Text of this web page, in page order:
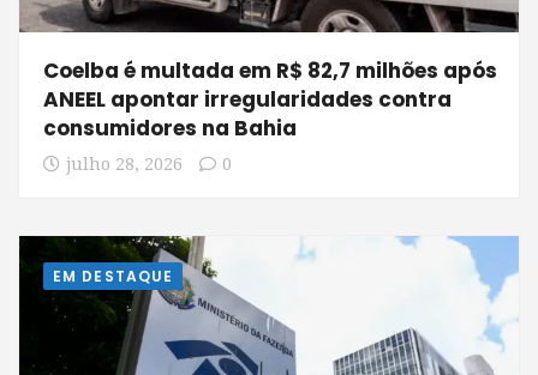
Coelba é multada em R$ 82,7 milhões após
ANEEL apontar irregularidades contra
consumidores na Bahia
julho 28, 2026 0
EM DESTAQUE